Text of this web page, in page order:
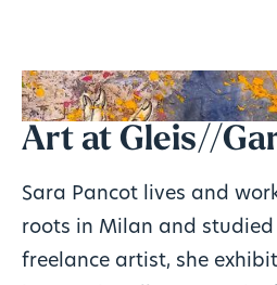
Art at Gleis//
Sara Pancot lives and
roots in Milan and studied
freelance artist, she